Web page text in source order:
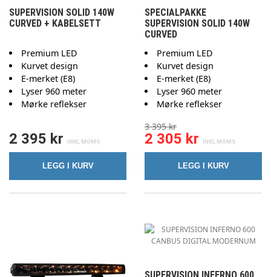
SUPERVISION SOLID 140W
CURVED + KABELSETT
Premium LED
Kurvet design
E-merket (E8)
Lyser 960 meter
Mørke reflekser
2 395 kr
LEGG I KURV
SPECIALPAKKE
SUPERVISION SOLID 140W
CURVED
Premium LED
Kurvet design
E-merket (E8)
Lyser 960 meter
Mørke reflekser
3 395 kr
2 305 kr
LEGG I KURV